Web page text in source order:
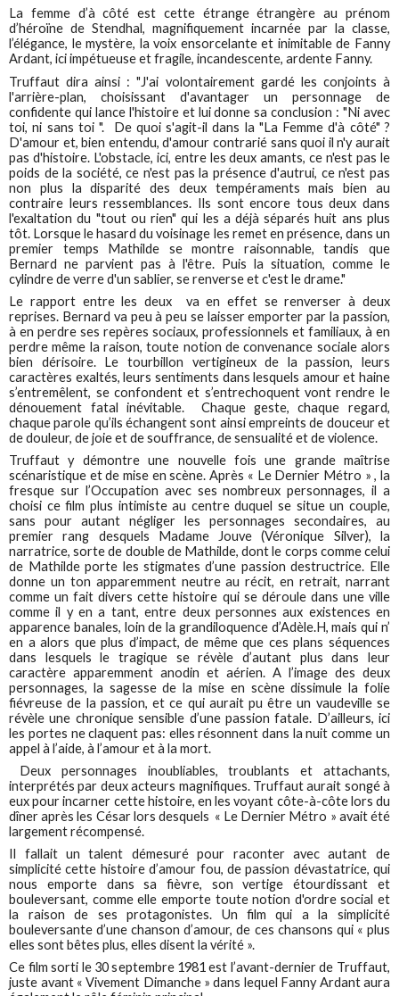
La femme d’à côté est cette étrange étrangère au prénom
d’héroïne de Stendhal, magnifiquement incarnée par la classe,
l’élégance, le mystère, la voix ensorcelante et inimitable de Fanny
Ardant, ici impétueuse et fragile, incandescente, ardente Fanny.
Truffaut dira ainsi : "J'ai volontairement gardé les conjoints à
l'arrière-plan, choisissant d'avantager un personnage de
confidente qui lance l'histoire et lui donne sa conclusion : "Ni avec
toi, ni sans toi ". De quoi s'agit-il dans la "La Femme d'à côté" ?
D'amour et, bien entendu, d'amour contrarié sans quoi il n'y aurait
pas d'histoire. L'obstacle, ici, entre les deux amants, ce n'est pas le
poids de la société, ce n'est pas la présence d'autrui, ce n'est pas
non plus la disparité des deux tempéraments mais bien au
contraire leurs ressemblances. Ils sont encore tous deux dans
l'exaltation du "tout ou rien" qui les a déjà séparés huit ans plus
tôt. Lorsque le hasard du voisinage les remet en présence, dans un
premier temps Mathilde se montre raisonnable, tandis que
Bernard ne parvient pas à l'être. Puis la situation, comme le
cylindre de verre d'un sablier, se renverse et c'est le drame."
Le rapport entre les deux va en effet se renverser à deux
reprises. Bernard va peu à peu se laisser emporter par la passion,
à en perdre ses repères sociaux, professionnels et familiaux, à en
perdre même la raison, toute notion de convenance sociale alors
bien dérisoire. Le tourbillon vertigineux de la passion, leurs
caractères exaltés, leurs sentiments dans lesquels amour et haine
s’entremêlent, se confondent et s’entrechoquent vont rendre le
dénouement fatal inévitable. Chaque geste, chaque regard,
chaque parole qu’ils échangent sont ainsi empreints de douceur et
de douleur, de joie et de souffrance, de sensualité et de violence.
Truffaut y démontre une nouvelle fois une grande maîtrise
scénaristique et de mise en scène. Après « Le Dernier Métro » , la
fresque sur l’Occupation avec ses nombreux personnages, il a
choisi ce film plus intimiste au centre duquel se situe un couple,
sans pour autant négliger les personnages secondaires, au
premier rang desquels Madame Jouve (Véronique Silver), la
narratrice, sorte de double de Mathilde, dont le corps comme celui
de Mathilde porte les stigmates d’une passion destructrice. Elle
donne un ton apparemment neutre au récit, en retrait, narrant
comme un fait divers cette histoire qui se déroule dans une ville
comme il y en a tant, entre deux personnes aux existences en
apparence banales, loin de la grandiloquence d’Adèle.H, mais qui n’
en a alors que plus d’impact, de même que ces plans séquences
dans lesquels le tragique se révèle d’autant plus dans leur
caractère apparemment anodin et aérien. A l’image des deux
personnages, la sagesse de la mise en scène dissimule la folie
fiévreuse de la passion, et ce qui aurait pu être un vaudeville se
révèle une chronique sensible d’une passion fatale. D’ailleurs, ici
les portes ne claquent pas: elles résonnent dans la nuit comme un
appel à l’aide, à l’amour et à la mort.
Deux personnages inoubliables, troublants et attachants,
interprétés par deux acteurs magnifiques. Truffaut aurait songé à
eux pour incarner cette histoire, en les voyant côte-à-côte lors du
dîner après les César lors desquels « Le Dernier Métro » avait été
largement récompensé.
Il fallait un talent démesuré pour raconter avec autant de
simplicité cette histoire d’amour fou, de passion dévastatrice, qui
nous emporte dans sa fièvre, son vertige étourdissant et
bouleversant, comme elle emporte toute notion d'ordre social et
la raison de ses protagonistes. Un film qui a la simplicité
bouleversante d’une chanson d’amour, de ces chansons qui « plus
elles sont bêtes plus, elles disent la vérité ».
Ce film sorti le 30 septembre 1981 est l’avant-dernier de Truffaut,
juste avant « Vivement Dimanche » dans lequel Fanny Ardant aura